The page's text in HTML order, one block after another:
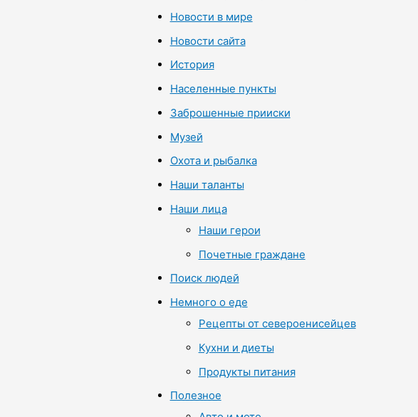
Новости в мире
Новости сайта
История
Населенные пункты
Заброшенные прииски
Музей
Охота и рыбалка
Наши таланты
Наши лица
Наши герои
Почетные граждане
Поиск людей
Немного о еде
Рецепты от североенисейцев
Кухни и диеты
Продукты питания
Полезное